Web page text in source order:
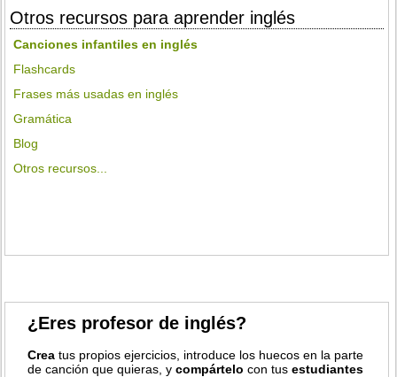
Otros recursos para aprender inglés
Canciones infantiles en inglés
Flashcards
Frases más usadas en inglés
Gramática
Blog
Otros recursos...
¿Eres profesor de inglés?
Crea tus propios ejercicios, introduce los huecos en la parte
de canción que quieras, ycompártelo con tusestudiantes